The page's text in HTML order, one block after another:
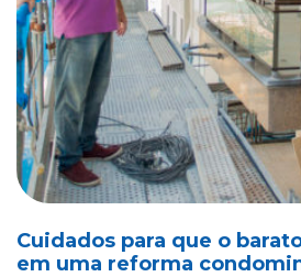
Cuidados para que o
em uma reforma